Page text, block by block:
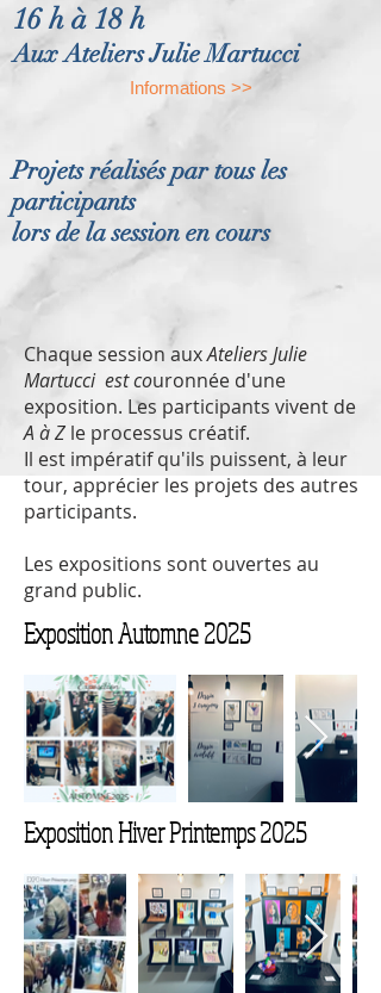
16 h à 18 h
Aux Ateliers Julie Martucci
Projets réalisés par tous les
participants
lors de la session en cours
Informations >>
Chaque session auxAteliers Julie
Martucci est couronnée d'une
exposition. Les participants vivent de
A à Z le processus créatif.
Il est impératif qu'ils puissent, à leur
tour, apprécier les projets des autres
participants.
Les expositions sont ouvertes au
grand public.
Exposition Automne 2025
Exposition Hiver Printemps 2025